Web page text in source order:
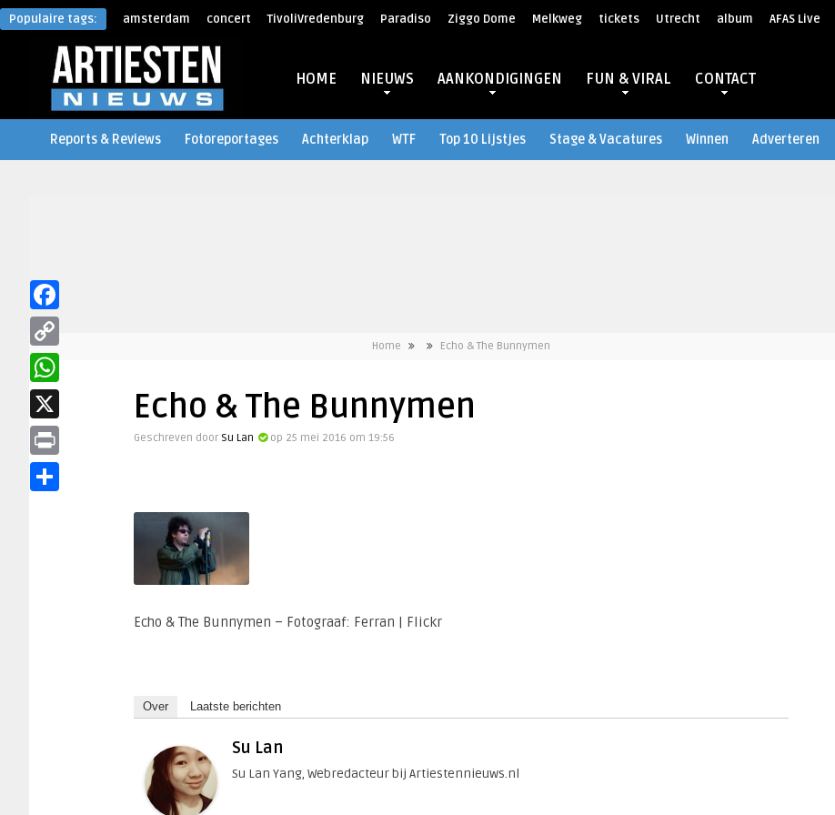
Populaire tags: amsterdam concert TivoliVredenburg Paradiso Ziggo Dome Melkweg tickets Utrecht album AFAS Live
HOME NIEUWS AANKONDIGINGEN FUN & VIRAL CONTACT
Reports & Reviews Fotoreportages Achterklap WTF Top 10 Lijstjes Stage & Vacatures Winnen Adverteren
Home Echo & The Bunnymen
Echo & The Bunnymen
Geschreven door Su Lan op 25 mei 2016 om 19:56
Echo & The Bunnymen – Fotograaf: Ferran | Flickr
Over Laatste berichten
Su Lan
Su Lan Yang, Webredacteur bij Artiestennieuws.nl
Facebook
Copy
Link
WhatsApp
X
Print